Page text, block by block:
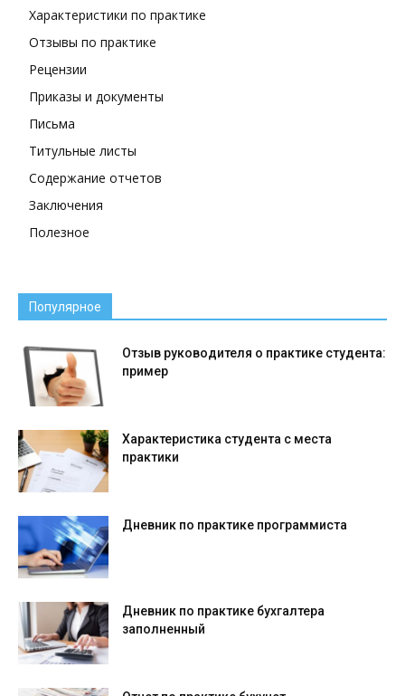
Характеристики по практике
Отзывы по практике
Рецензии
Приказы и документы
Письма
Титульные листы
Содержание отчетов
Заключения
Полезное
Популярное
Отзыв руководителя о практике студента:
пример
Характеристика студента с места
практики
Дневник по практике программиста
Дневник по практике бухгалтера
заполненный